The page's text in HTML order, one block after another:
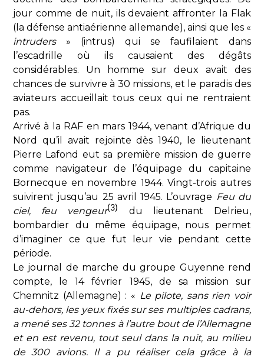
jour comme de nuit, ils devaient affronter la Flak
(la défense antiaérienne allemande), ainsi que les «
intruders » (intrus) qui se faufilaient dans
l’escadrille où ils causaient des dégâts
considérables. Un homme sur deux avait des
chances de survivre à 30 missions, et le paradis des
aviateurs accueillait tous ceux qui ne rentraient
pas.
Arrivé à la RAF en mars 1944, venant d’Afrique du
Nord qu’il avait rejointe dès 1940, le lieutenant
Pierre Lafond eut sa première mission de guerre
comme navigateur de l’équipage du capitaine
Bornecque en novembre 1944. Vingt-trois autres
suivirent jusqu’au 25 avril 1945. L’ouvrage Feu du
ciel, feu vengeur(3)
du lieutenant Delrieu,
bombardier du même équipage, nous permet
d’imaginer ce que fut leur vie pendant cette
période.
Le journal de marche du groupe Guyenne rend
compte, le 14 février 1945, de sa mission sur
Chemnitz (Allemagne) : « Le pilote, sans rien voir
au-dehors, les yeux fixés sur ses multiples cadrans,
a mené ses 32 tonnes à l’autre bout de l’Allemagne
et en est revenu, tout seul dans la nuit, au milieu
de 300 avions. Il a pu réaliser cela grâce à la